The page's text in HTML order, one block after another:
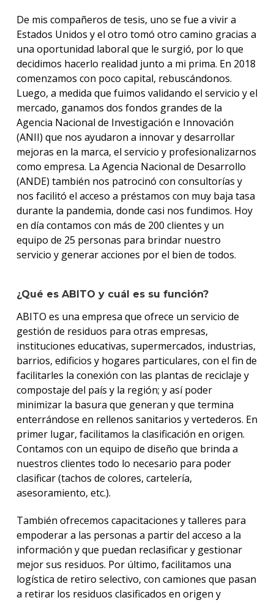
De mis compañeros de tesis, uno se fue a vivir a
Estados Unidos y el otro tomó otro camino gracias a
una oportunidad laboral que le surgió, por lo que
decidimos hacerlo realidad junto a mi prima. En 2018
comenzamos con poco capital, rebuscándonos.
Luego, a medida que fuimos validando el servicio y el
mercado, ganamos dos fondos grandes de la
Agencia Nacional de Investigación e Innovación
(ANII) que nos ayudaron a innovar y desarrollar
mejoras en la marca, el servicio y profesionalizarnos
como empresa. La Agencia Nacional de Desarrollo
(ANDE) también nos patrocinó con consultorías y
nos facilitó el acceso a préstamos con muy baja tasa
durante la pandemia, donde casi nos fundimos. Hoy
en día contamos con más de 200 clientes y un
equipo de 25 personas para brindar nuestro
servicio y generar acciones por el bien de todos.
¿Qué es ABITO y cuál es su función?
ABITO es una empresa que ofrece un servicio de
gestión de residuos para otras empresas,
instituciones educativas, supermercados, industrias,
barrios, edificios y hogares particulares, con el fin de
facilitarles la conexión con las plantas de reciclaje y
compostaje del país y la región; y así poder
minimizar la basura que generan y que termina
enterrándose en rellenos sanitarios y vertederos. En
primer lugar, facilitamos la clasificación en origen.
Contamos con un equipo de diseño que brinda a
nuestros clientes todo lo necesario para poder
clasificar (tachos de colores, cartelería,
asesoramiento, etc.).
También ofrecemos capacitaciones y talleres para
empoderar a las personas a partir del acceso a la
información y que puedan reclasificar y gestionar
mejor sus residuos. Por último, facilitamos una
logística de retiro selectivo, con camiones que pasan
a retirar los residuos clasificados en origen y